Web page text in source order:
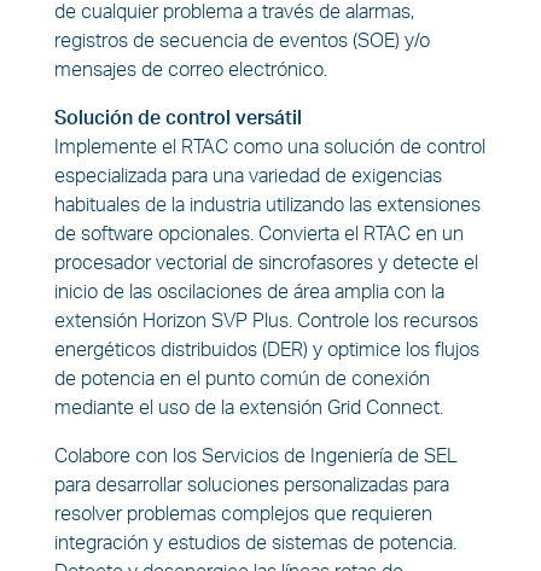
de cualquier problema a través de alarmas,
registros de secuencia de eventos (SOE) y/o
mensajes de correo electrónico.
Solución de control versátil
Implemente el RTAC como una solución de control
especializada para una variedad de exigencias
habituales de la industria utilizando las extensiones
de software opcionales. Convierta el RTAC en un
procesador vectorial de sincrofasores y detecte el
inicio de las oscilaciones de área amplia con la
extensión Horizon SVP Plus. Controle los recursos
energéticos distribuidos (DER) y optimice los flujos
de potencia en el punto común de conexión
mediante el uso de la extensión Grid Connect.
Colabore con los Servicios de Ingeniería de SEL
para desarrollar soluciones personalizadas para
resolver problemas complejos que requieren
integración y estudios de sistemas de potencia.